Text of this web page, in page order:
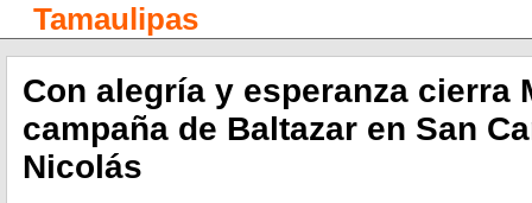
Tamaulipas
Con alegría y esperanza cierra
campaña de Baltazar en San
Nicolás